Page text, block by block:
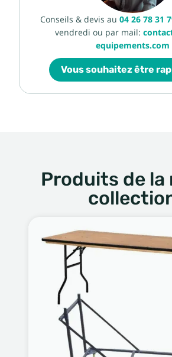
Conseils & devis au 04 26 78 31
vendredi ou par mail:
equipements.com
Vous souhaitez être
Produits de la